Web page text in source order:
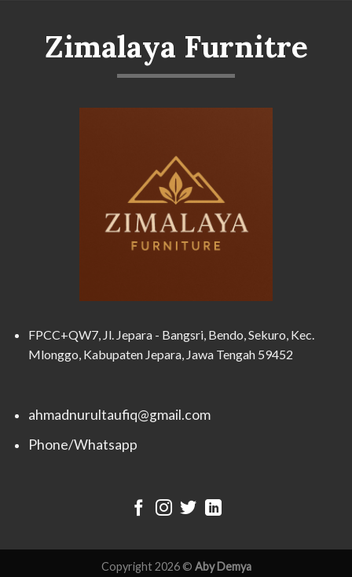
Zimalaya Furnitre
FPCC+QW7, Jl. Jepara - Bangsri, Bendo, Sekuro, Kec.
Mlonggo, Kabupaten Jepara, Jawa Tengah 59452
ahmadnurultaufiq@gmail.com
Phone/Whatsapp
Copyright 2026 © Aby Demya